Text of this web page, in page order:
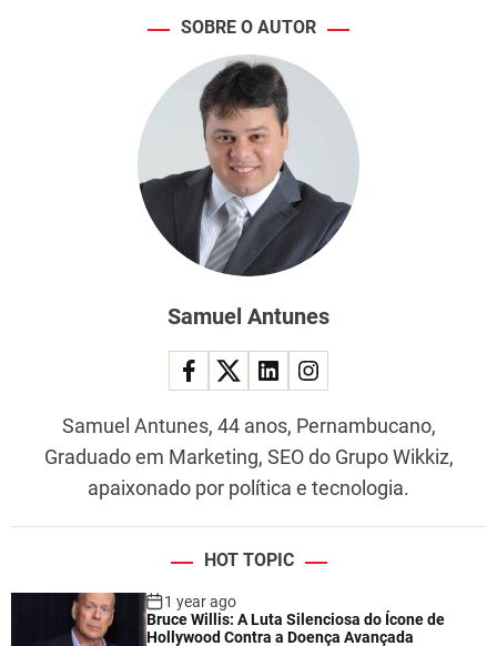
SOBRE O AUTOR
Samuel Antunes
Samuel Antunes, 44 anos, Pernambucano,
Graduado em Marketing, SEO do Grupo Wikkiz,
apaixonado por política e tecnologia.
HOT TOPIC
1 year ago
Bruce Willis: A Luta Silenciosa do Ícone de
Hollywood Contra a Doença Avançada